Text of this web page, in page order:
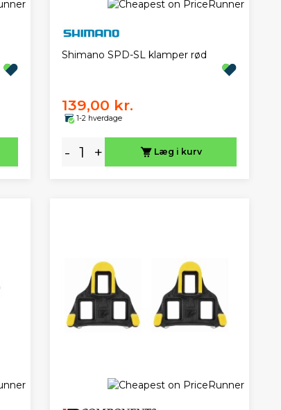
Shimano SPD-SL klamper rød
139,00 kr.
1-2 hverdage
- + Læg i kurv